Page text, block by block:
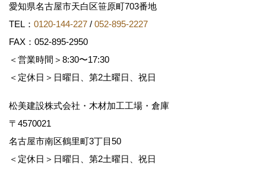
愛知県名古屋市天白区笹原町703番地
TEL： 0120-144-227 / 052-895-2227
FAX：052-895-2950
＜営業時間＞8:30〜17:30
＜定休日＞日曜日、第2土曜日、祝日
松美建設株式会社・木材加工工場・倉庫
〒4570021
名古屋市南区鶴里町3丁目50
＜定休日＞日曜日、第2土曜日、祝日